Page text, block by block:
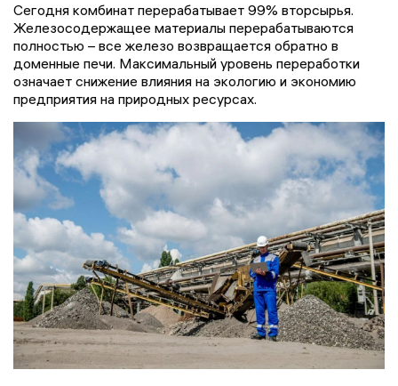
Сегодня комбинат перерабатывает 99% вторсырья.
Железосодержащее материалы перерабатываются
полностью – все железо возвращается обратно в
доменные печи. Максимальный уровень переработки
означает снижение влияния на экологию и экономию
предприятия на природных ресурсах.